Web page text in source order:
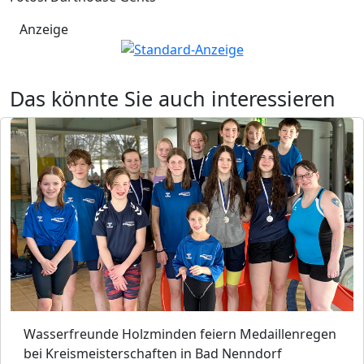
Anzeige
Das könnte Sie auch interessieren
Wasserfreunde Holzminden feiern Medaillenregen
bei Kreismeisterschaften in Bad Nenndorf